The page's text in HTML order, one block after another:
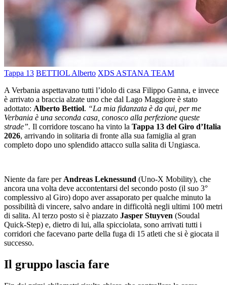
Tappa 13 BETTIOL Alberto XDS ASTANA TEAM
A Verbania aspettavano tutti l’idolo di casa Filippo Ganna, e invece
è arrivato a braccia alzate uno che dal Lago Maggiore è stato
adottato: Alberto Bettiol. “La mia fidanzata è da qui, per me
Verbania è una seconda casa, conosco alla perfezione queste
strade”. Il corridore toscano ha vinto la Tappa 13 del Giro d’Italia
2026, arrivando in solitaria di fronte alla sua famiglia al gran
completo dopo uno splendido attacco sulla salita di Ungiasca.
Niente da fare perAndreas Leknessund (Uno-X Mobility), che
ancora una volta deve accontentarsi del secondo posto (il suo 3°
complessivo al Giro) dopo aver assaporato per qualche minuto la
possibilità di vincere, salvo andare in difficoltà negli ultimi 100 metri
di salita. Al terzo posto si è piazzato Jasper Stuyven (Soudal
Quick-Step) e, dietro di lui, alla spicciolata, sono arrivati tutti i
corridori che facevano parte della fuga di 15 atleti che si è giocata il
successo.
Il gruppo lascia fare